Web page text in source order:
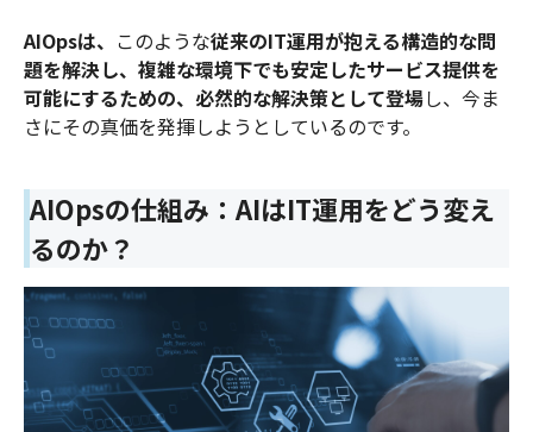
AIOpsは、 このような従来のIT運用が抱える構造的な問
題を解決し、複雑な環境下でも安定したサービス提供を
可能にするための、必然的な解決策として登場し、今ま
さにその真価を発揮しようとしているのです。
AIOpsの仕組み：AIはIT運用をどう変え
るのか？